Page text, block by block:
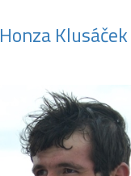
Honza Klusáček